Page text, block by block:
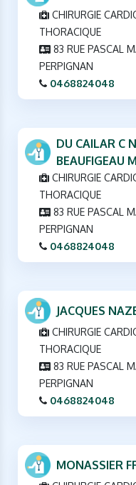
CHIRURGIE
THORACIQUE
83 RUE PASCAL
PERPIGNAN
0468824048
DU CAILAR C
BEAUFIGEAU M
CHIRURGIE
THORACIQUE
83 RUE PASCAL
PERPIGNAN
0468824048
JACQUES
CHIRURGIE
THORACIQUE
83 RUE PASCAL
PERPIGNAN
0468824048
MONASSIER